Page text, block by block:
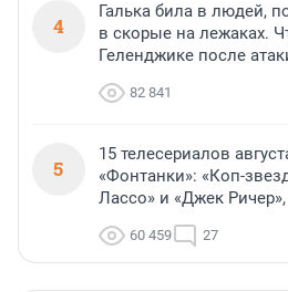
4
Галька била в людей,
в скорые на лежаках.
Геленджике после
82 841
5
15 телесериалов
«Фонтанки»: «Коп-
Лассо» и «Джек
60 459 27